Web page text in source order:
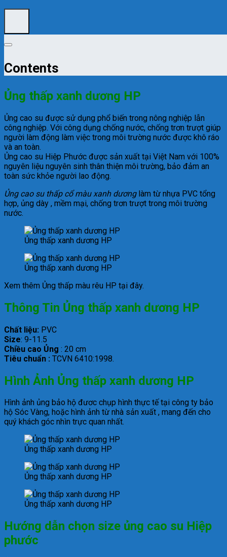
Contents
Ủng thấp xanh dương HP
Ủng cao su được sử dụng phổ biến trong nông nghiệp lẫn
công nghiệp. Với công dụng chống nước, chống trơn trượt giúp
người làm động làm việc trong môi trường nước được khô ráo
và an toàn.
Ủng cao su Hiệp Phước được sản xuất tại Việt Nam với 100%
nguyên liệu nguyên sinh thân thiện môi trường, bảo đảm an
toàn sức khỏe người lao động.
Ủng cao su thấp cổ màu xanh dươnglàm từ nhựa PVC tổng
hợp, ủng dày , mềm mại, chống trơn trượt trong môi trường
nước.
Ủng thấp xanh dương HP
Ủng thấp xanh dương HP
Xem thêm Ủng thấp màu rêu HP tại đây.
Thông Tin Ủng thấp xanh dương HP
Chất liệu: PVC
Size: 9-11.5
Chiều cao Ủng : 20 cm
Tiêu chuẩn : TCVN 6410:1998.
Hình Ảnh Ủng thấp xanh dương HP
Hình ảnh ủng bảo hộ đươc chụp hình thực tế tại công ty bảo
hộ Sóc Vàng, hoặc hình ảnh từ nhà sản xuất , mang đến cho
quý khách góc nhìn trực quan nhất.
Ủng thấp xanh dương HP
Ủng thấp xanh dương HP
Ủng thấp xanh dương HP
Hướng dẫn chọn size ủng cao su Hiệp
phước